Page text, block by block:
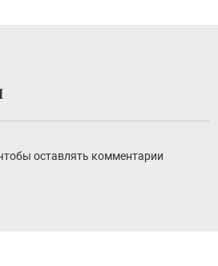
оставлять комментарии